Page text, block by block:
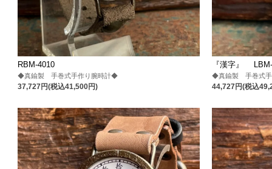
RBM-4010
◆真鍮製 手巻式手作り腕時計◆
37,727円(税込41,500円)
『漢字』
◆真鍮製 手巻式
44,727円(税込